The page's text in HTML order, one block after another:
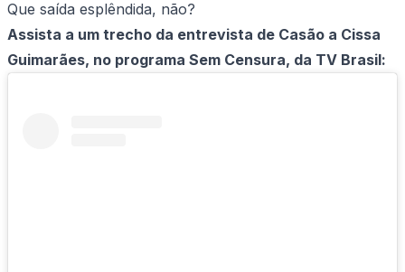
Que saída esplêndida, não?
Assista a um trecho da entrevista de Casão a Cissa
Guimarães, no programa Sem Censura, da TV Brasil: